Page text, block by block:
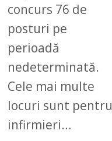
concurs 76 de
posturi pe
perioadă
nedeterminată.
Cele mai multe
locuri sunt pentru
infirmieri…